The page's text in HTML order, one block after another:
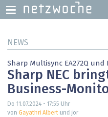
zumNEWS
Sharp Multisync EA272Q und
Sharp NEC
Business-
Do 11.07.2024 - 17:55 Uhr
von Gayathri Albert und jor